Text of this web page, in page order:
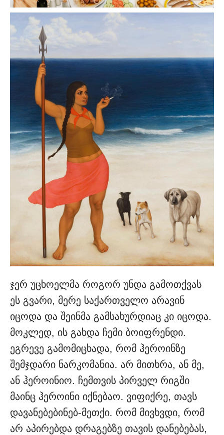
ჯერ უცხოელმა როგორ უნდა გამოთქვას
ეს გვარი, მერე საქართველო არავინ
იცოდა და შეინმა გამსახურდიაც კი იცოდა.
მოკლედ, ის გახდა ჩემი ბოიფრენდი.
ეგრევე გამომიცხადა, რომ ჰეროინზე
შემჯდარი ნარკომანია. არ მითხრა, ან მე,
ან ჰეროინიო. ჩემთვის პირველ რიგში
მაინც ჰეროინი იქნებაო. ვიფიქრე, თავს
დავანებებინებ-მეთქი. რომ მივხვდი, რომ
არ აპირებდა დრაგებზე თავის დანებებას,